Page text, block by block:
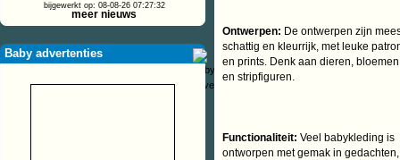
bijgewerkt op: 08-08-26 07:27:32
meer nieuws
Baby advertenties
Ontwerpen: De ontwerpen zijn
schattig en kleurrijk, met leuke
en prints. Denk aan dieren,
en stripfiguren.
Functionaliteit: Veel babykleding is
ontworpen met gemak in gedachten,